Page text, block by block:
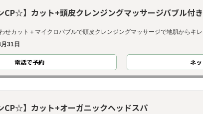
CP☆】カット+頭皮クレンジングマッサージバブル付
せカット＋マイクロバブルで頭皮クレンジングマッサージで地肌からキレ
31日
電話で予約 ネ
CP☆】カット+オーガニックヘッドスパ